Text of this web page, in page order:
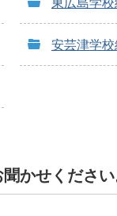
東広島学
安芸津学
かせください